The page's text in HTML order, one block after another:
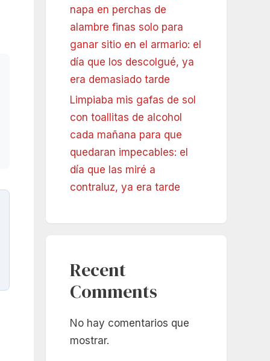
napa en perchas de
alambre finas solo para
ganar sitio en el armario: el
día que los descolgué, ya
era demasiado tarde
Limpiaba mis gafas de sol
con toallitas de alcohol
cada mañana para que
quedaran impecables: el
día que las miré a
contraluz, ya era tarde
Recent
Comments
No hay comentarios que
mostrar.